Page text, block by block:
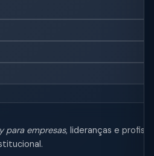
para empresas, lideranças e